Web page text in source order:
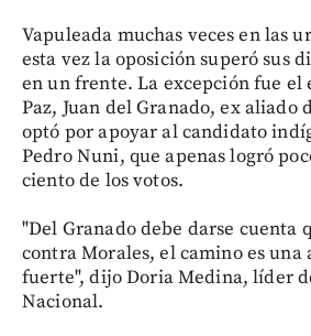
Vapuleada muchas veces en las
esta vez la oposición superó sus
en un frente. La excepción fue el
Paz, Juan del Granado, ex aliado
optó por apoyar al candidato
Pedro Nuni, que apenas logró
ciento de los votos.
"Del Granado debe darse cuenta
contra Morales, el camino es una
fuerte", dijo Doria Medina, líder
Nacional.